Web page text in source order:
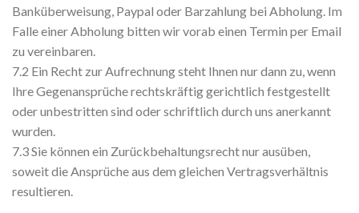
Banküberweisung, Paypal oder Barzahlung bei Abholung. Im
Falle einer Abholung bitten wir vorab einen Termin per Email
zu vereinbaren.
7.2 Ein Recht zur Aufrechnung steht Ihnen nur dann zu, wenn
Ihre Gegenansprüche rechtskräftig gerichtlich festgestellt
oder unbestritten sind oder schriftlich durch uns anerkannt
wurden.
7.3 Sie können ein Zurückbehaltungsrecht nur ausüben,
soweit die Ansprüche aus dem gleichen Vertragsverhältnis
resultieren.